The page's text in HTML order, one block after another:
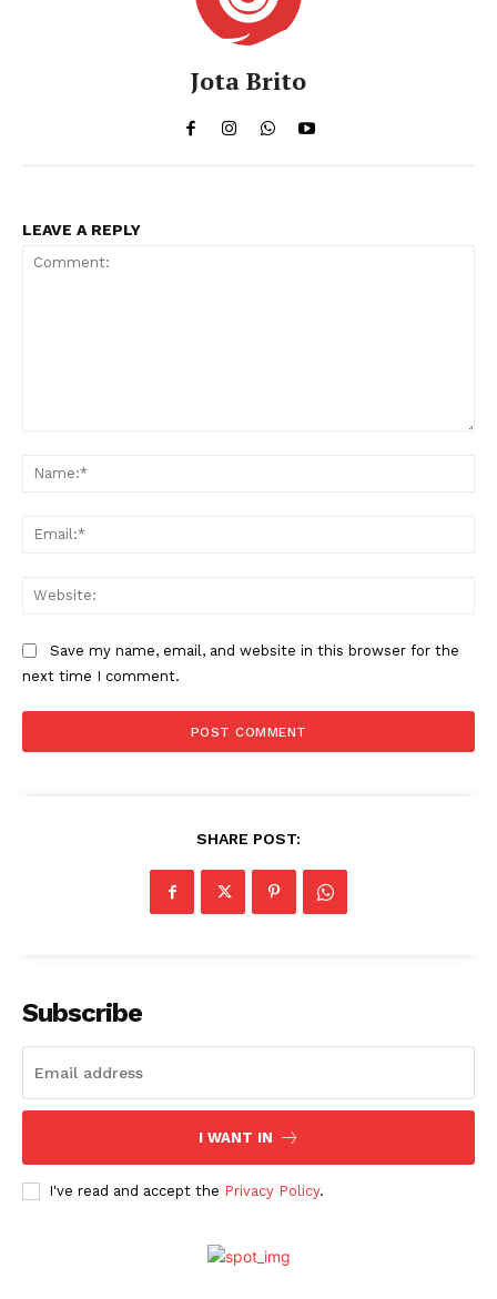
Jota Brito
LEAVE A REPLY
Save my name, email, and website in this browser for the
next time I comment.
SHARE POST:
Subscribe
I WANT IN
I've read and accept the Privacy Policy.